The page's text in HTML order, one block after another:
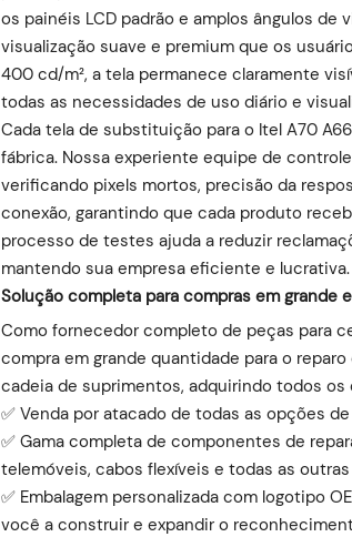
os painéis LCD padrão e amplos ângulos de
visualização suave e premium que os
400 cd/m², a tela permanece claramente
todas as necessidades de uso diário e
Cada tela de substituição para o Itel A70
fábrica. Nossa experiente equipe de
verificando pixels mortos, precisão da
conexão, garantindo que cada produto
processo de testes ajuda a reduzir
mantendo sua empresa eficiente e lucrativa.
Solução completa para compras em grande
Como fornecedor completo de peças para
compra em grande quantidade para o
cadeia de suprimentos, adquirindo todos
✅ Venda por atacado de todas as opções
✅ Gama completa de componentes de
telemóveis, cabos flexíveis e todas as
✅ Embalagem personalizada com logotipo
você a construir e expandir o